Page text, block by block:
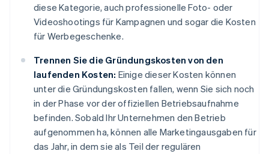
diese Kategorie, auch professionelle Foto- oder
Videoshootings für Kampagnen und sogar die Kosten
für Werbegeschenke.
Trennen Sie die Gründungskosten von den
laufenden Kosten: Einige dieser Kosten können
unter die Gründungskosten fallen, wenn Sie sich noch
in der Phase vor der offiziellen Betriebsaufnahme
befinden. Sobald Ihr Unternehmen den Betrieb
aufgenommen ha, können alle Marketingausgaben für
das Jahr, in dem sie als Teil der regulären